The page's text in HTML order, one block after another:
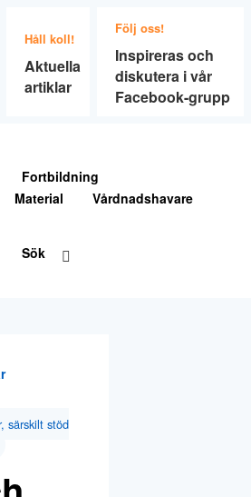
Håll koll!
Aktuella
artiklar
Följ oss!
Inspireras och
diskutera i vår
Facebook-grupp
Fortbildning
Material
Vårdnadshavare
Sök
särskilt stöd